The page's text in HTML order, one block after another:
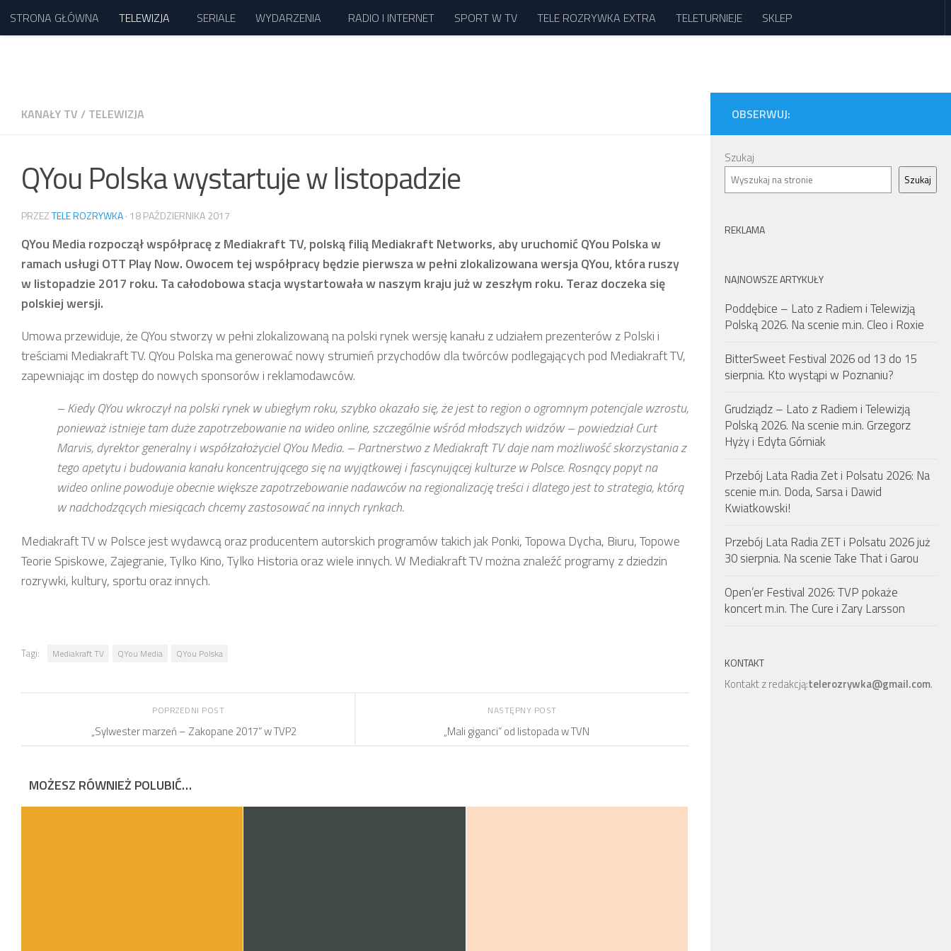
Przejdź do treści
STRONA GŁÓWNA TELEWIZJA SERIALE WYDARZENIA RADIO I INTERNET SPORT W TV TELE ROZRYWKA EXTRA TELETURNIEJE SKLEP
KANAŁY TV / TELEWIZJA
QYou Polska wystartuje w listopadzie
PRZEZTELE ROZRYWKA· 18 PAŹDZIERNIKA 2017
QYou Media rozpoczął współpracę z Mediakraft TV, polską filią Mediakraft Networks, aby uruchomić QYou Polska w
ramach usługi OTT Play Now. Owocem tej współpracy będzie pierwsza w pełni zlokalizowana wersja QYou, która ruszy
w listopadzie 2017 roku. Ta całodobowa stacja wystartowała w naszym kraju już w zeszłym roku. Teraz doczeka się
polskiej wersji.
Umowa przewiduje, że QYou stworzy w pełni zlokalizowaną na polski rynek wersję kanału z udziałem prezenterów z Polski i
treściami Mediakraft TV. QYou Polska ma generować nowy strumień przychodów dla twórców podlegających pod Mediakraft TV,
zapewniając im dostęp do nowych sponsorów i reklamodawców.
– Kiedy QYou wkroczył na polski rynek w ubiegłym roku, szybko okazało się, że jest to region o ogromnym potencjale wzrostu,
ponieważ istnieje tam duże zapotrzebowanie na wideo online, szczególnie wśród młodszych widzów – powiedział Curt
Marvis, dyrektor generalny i współzałożyciel QYou Media. – Partnerstwo z Mediakraft TV daje nam możliwość skorzystania z
tego apetytu i budowania kanału koncentrującego się na wyjątkowej i fascynującej kulturze w Polsce. Rosnący popyt na
wideo online powoduje obecnie większe zapotrzebowanie nadawców na regionalizację treści i dlatego jest to strategia, którą
w nadchodzących miesiącach chcemy zastosować na innych rynkach.
Mediakraft TV w Polsce jest wydawcą oraz producentem autorskich programów takich jak Ponki, Topowa Dycha, Biuru, Topowe
Teorie Spiskowe, Zajegranie, Tylko Kino, Tylko Historia oraz wiele innych. W Mediakraft TV można znaleźć programy z dziedzin
rozrywki, kultury, sportu oraz innych.
Tagi: Mediakraft TV QYou Media QYou Polska
NASTĘPNY POST
„Mali giganci” od listopada w TVN
POPRZEDNI POST
„Sylwester marzeń – Zakopane 2017” w TVP2
MOŻESZ RÓWNIEŻ POLUBIĆ…
OBSERWUJ:
Szukaj
Szukaj
REKLAMA
NAJNOWSZE ARTYKUŁY
Poddębice – Lato z Radiem i Telewizją
Polską 2026. Na scenie m.in. Cleo i Roxie
BitterSweet Festival 2026 od 13 do 15
sierpnia. Kto wystąpi w Poznaniu?
Grudziądz – Lato z Radiem i Telewizją
Polską 2026. Na scenie m.in. Grzegorz
Hyży i Edyta Górniak
Przebój Lata Radia Zet i Polsatu 2026: Na
scenie m.in. Doda, Sarsa i Dawid
Kwiatkowski!
Przebój Lata Radia ZET i Polsatu 2026 już
30 sierpnia. Na scenie Take That i Garou
Open’er Festival 2026: TVP pokaże
koncert m.in. The Cure i Zary Larsson
KONTAKT
Kontakt z redakcją:telerozrywka@gmail.com.